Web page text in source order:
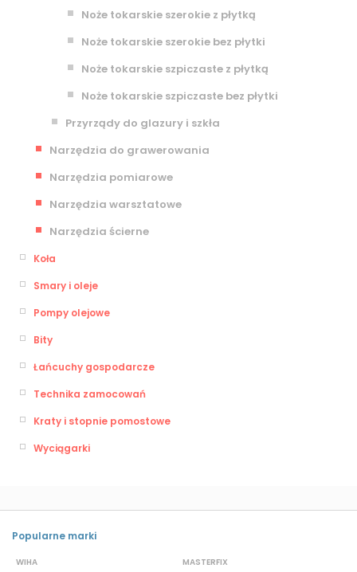
Noże tokarskie szerokie z płytką
Noże tokarskie szerokie bez płytki
Noże tokarskie szpiczaste z płytką
Noże tokarskie szpiczaste bez płytki
Przyrządy do glazury i szkła
Narzędzia do grawerowania
Narzędzia pomiarowe
Narzędzia warsztatowe
Narzędzia ścierne
Koła
Smary i oleje
Pompy olejowe
Bity
Łańcuchy gospodarcze
Technika zamocowań
Kraty i stopnie pomostowe
Wyciągarki
Popularne marki
WIHA
MASTERFIX